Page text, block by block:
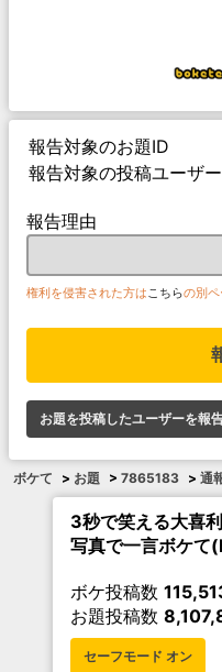
報告対象のお題ID
報告対象の投稿ユーザー
報告理由
権利を侵害された方はこちらの別ペ
お題を投稿したユーザーを報
ボケて > お題 > 7865183 > 通
3秒で笑える大喜
写真で一言ボケ
ボケ投稿数
お題投稿数
セーフモード オン